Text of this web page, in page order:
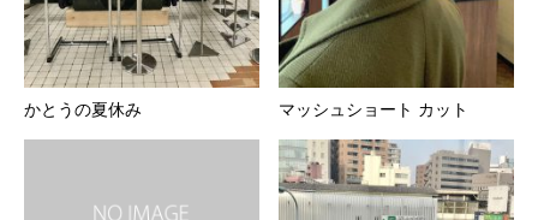
かとうの夏休み マッシュショート カット